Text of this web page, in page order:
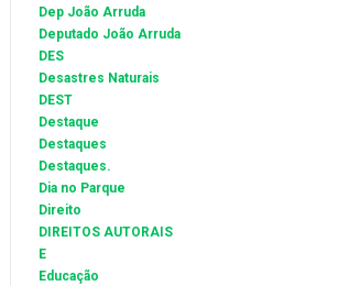
Dep João Arruda
Deputado João Arruda
DES
Desastres Naturais
DEST
Destaque
Destaques
Destaques.
Dia no Parque
Direito
DIREITOS AUTORAIS
E
Educação